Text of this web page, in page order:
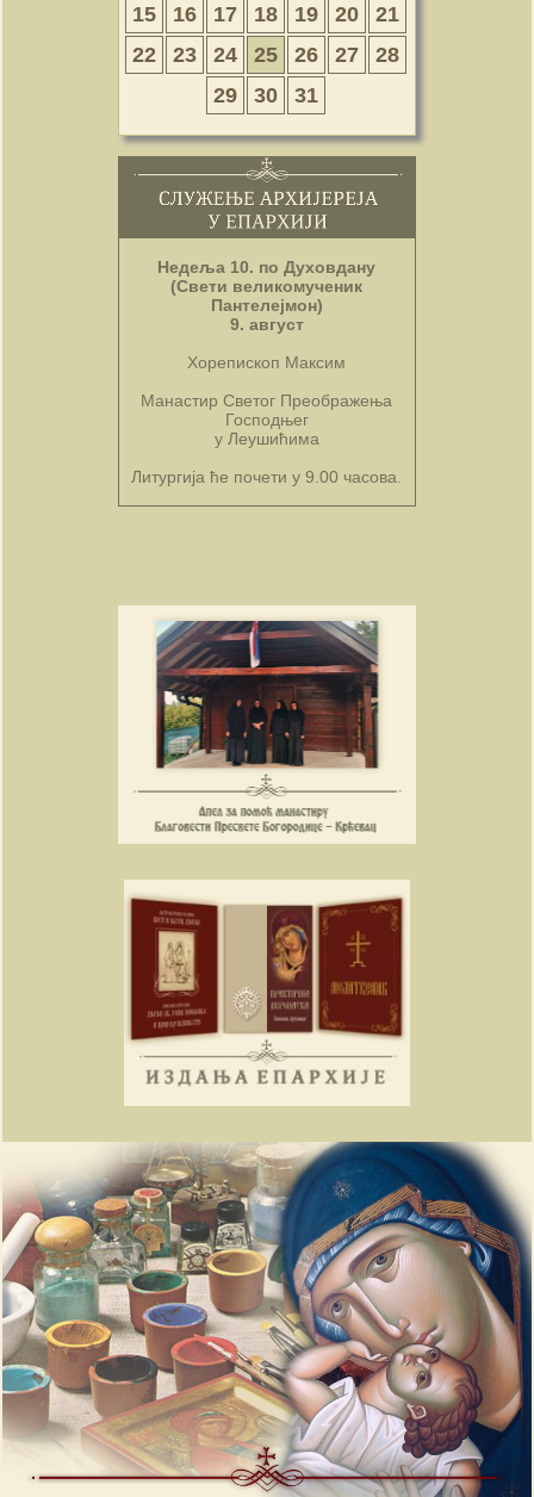
15
16 17 18 19 20
21
22
23 24 25 26 27
28
29
30 31
Недеља 10. по Духовдану
(Свети великомученик
Пантелејмон)
9. август
Хорепископ Максим
Манастир Светог Преображења
Господњег
у Леушићима
Литургија ће почети у 9.00 часова.